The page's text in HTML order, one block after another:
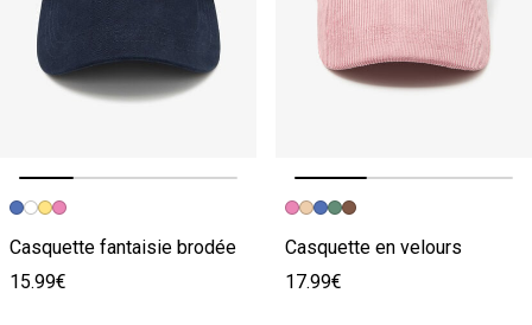
Image précédente
Image suivante
Casquette fantaisie brodée
15.99€
Image précédente
Image suivante
Casquette en velours
17.99€